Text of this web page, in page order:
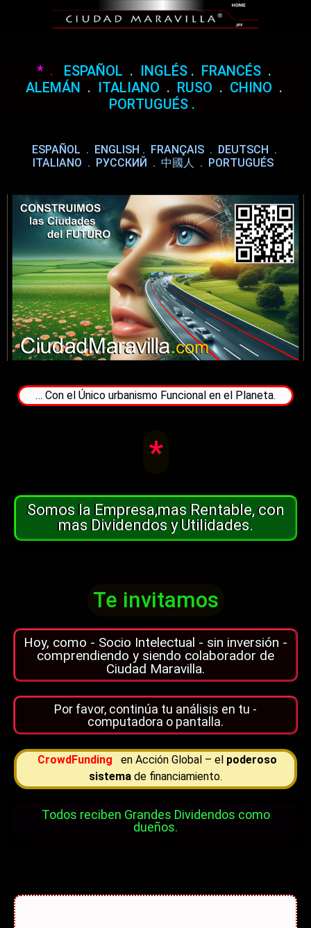
* . ESPAÑOL . INGLÉS. FRANCÉS.
ALEMÁN . ITALIANO . RUSO . CHINO .
PORTUGUÉS .
ESPAÑOL . ENGLISH . FRANÇAIS. DEUTSCH .
ITALIANO . РУССКИЙ . 中國人 . PORTUGUÉS
… Con el Único urbanismo Funcional en el Planeta.
*
Somos la Empresa,mas Rentable, con
mas Dividendos y Utilidades.
Te invitamos
Hoy, como - Socio Intelectual - sin inversión -
comprendiendo y siendo colaborador de
Ciudad Maravilla.
Por favor, continúa tu análisis en tu -
computadora o pantalla.
CrowdFunding en Acción Global – el poderoso
sistema de financiamiento.
Todos reciben Grandes Dividendos como
dueños.